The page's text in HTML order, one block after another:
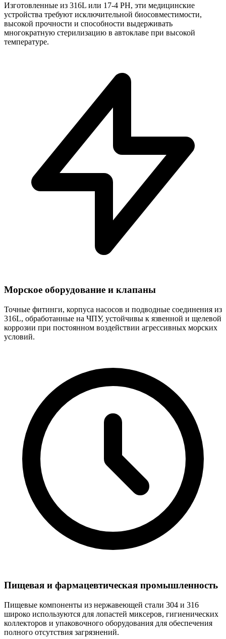
Изготовленные из 316L или 17-4 PH, эти медицинские
устройства требуют исключительной биосовместимости,
высокой прочности и способности выдерживать
многократную стерилизацию в автоклаве при высокой
температуре.
Морское оборудование и клапаны
Точные фитинги, корпуса насосов и подводные соединения из
316L, обработанные на ЧПУ, устойчивы к язвенной и щелевой
коррозии при постоянном воздействии агрессивных морских
условий.
Пищевая и фармацевтическая промышленность
Пищевые компоненты из нержавеющей стали 304 и 316
широко используются для лопастей миксеров, гигиенических
коллекторов и упаковочного оборудования для обеспечения
полного отсутствия загрязнений.